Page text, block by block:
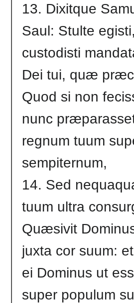
13. Dixitque
Saul: Stulte
custodisti
Dei tui, quæ
Quod si non
nunc
regnum tuum
sempiternum,
14. Sed
tuum ultra
Quæsivit
juxta cor suum:
ei Dominus ut
super populum